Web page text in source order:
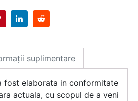
suplimentare
fost elaborata in conformitate
actuala, cu scopul de a veni